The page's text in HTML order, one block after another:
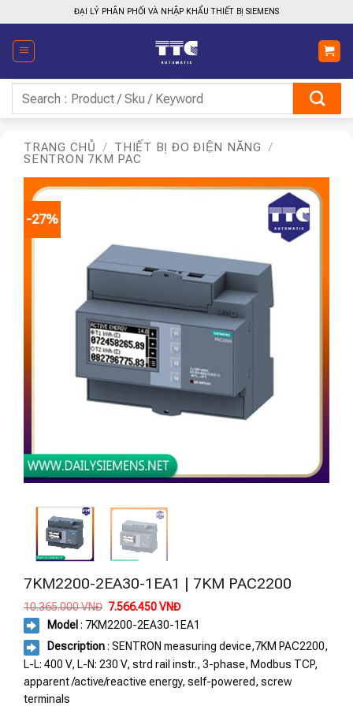
qua
nội
dung
ĐẠI LÝ PHÂN PHỐI VÀ NHẬP KHẨU THIẾT BỊ SIEMENS
kiếm:
TRANG CHỦ / THIẾT BỊ ĐO ĐIỆN NĂNG
/
SENTRON 7KM PAC
-27%
7KM2200-2EA30-1EA1 | 7KM PAC2200
10.365.000VNĐ Giá
là:
10.365.000 VNĐ.
7.566.450VNĐGiá
tại
7.566.450 VNĐ.
Model : 7KM2200-2EA30-1EA1
Description: SENTRON measuring device,7KM PAC2200,
L-L: 400 V, L-N: 230 V, strd rail instr., 3-phase, Modbus TCP,
apparent /active/reactive energy, self-powered, screw
terminals